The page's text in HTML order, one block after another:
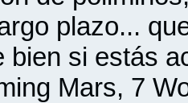
plazo...
bien si estás
Mars, 7